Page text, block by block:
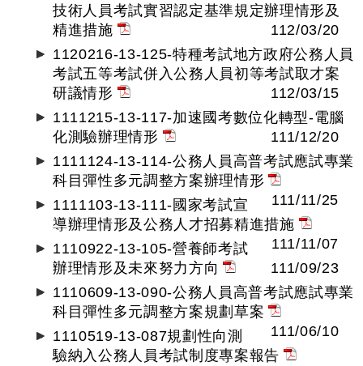
技術人員考試實習認定基準規定辦理情形及
精進措施
112/03/20
1120216-13-125-特種考試地方政府公務人員
考試五等考試併入公務人員初等考試取才案
研議情形
112/03/15
1111215-13-117-加速國考數位化轉型-電腦
化測驗辦理情形
111/12/20
1111124-13-114-公務人員高普考試應試專業
科目彈性多元調整方案辦理情形
111/11/25
1111103-13-111-國家考試宣
導辦理情形及公務人才招募精進措施
111/11/07
1110922-13-105-營養師考試
辦理情形及未來努力方向
111/09/23
1110609-13-090-公務人員高普考試應試專業
科目彈性多元調整方案規劃草案
111/06/10
1110519-13-087規劃性向測
驗納入公務人員考試制度專案報告